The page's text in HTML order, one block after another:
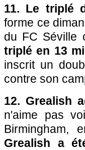
11. Le triplé
forme ce
du FC Séville
triplé en 13
inscrit un
contre son
12. Grealish
n'aime pas
Birmingham,
Grealish a